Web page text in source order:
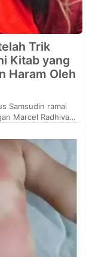
Trik
Kitab yang
Haram Oleh
Marcel Radhival